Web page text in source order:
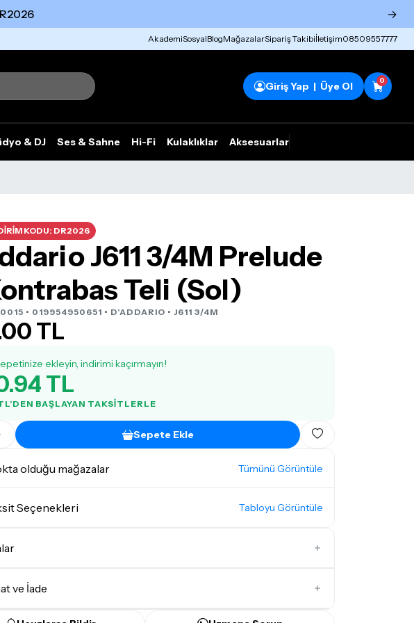
→
AkademiSosyalBlogMağazalarSipariş Takibiİletişim08509557777
Giriş Yap | Üye Ol 0
& DJ Ses & Sahne Hi-Fi Kulaklıklar Aksesuarlar
KODU: DR2026
J611 3/4M Prelude
Teli (Sol)
• 019954950651 • D'ADDARIO • J611 3/4M
TL
ekleyin, indirimi kaçırmayın!
TL
BAŞLAYAN TAKSITLERLE
Sepete Ekle
olduğu mağazalar Tümünü Görüntüle
Seçenekleri Tabloyu Görüntüle
ve İade